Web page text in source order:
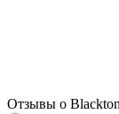
Отзывы о